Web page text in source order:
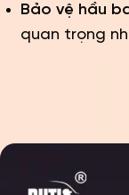
Bảo vệ hầu
quan trọng